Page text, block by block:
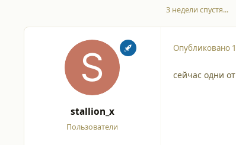
3 недели спустя...
stallion_x
Пользователи
Опубликовано
сейчас одни